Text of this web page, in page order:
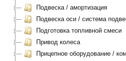
Подвеска / амортизация
Подвеска оси / система
Подготовка топливной смеси
Привод колеса
Прицепное оборудование /